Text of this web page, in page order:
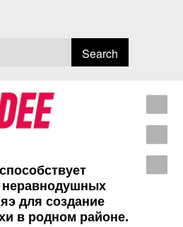
неравнодушных
для создание
в родном районе.